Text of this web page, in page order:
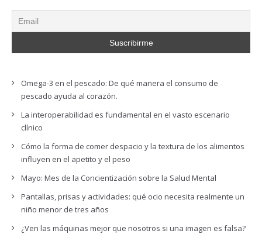
Omega-3 en el pescado: De qué manera el consumo de
pescado ayuda al corazón.
La interoperabilidad es fundamental en el vasto escenario
clínico
Cómo la forma de comer despacio y la textura de los alimentos
influyen en el apetito y el peso
Mayo: Mes de la Concientización sobre la Salud Mental
Pantallas, prisas y actividades: qué ocio necesita realmente un
niño menor de tres años
¿Ven las máquinas mejor que nosotros si una imagen es falsa?